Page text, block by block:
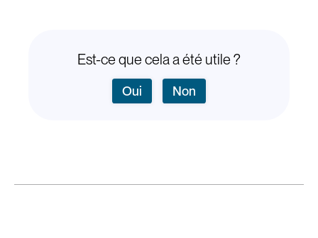
Est-ce que cela a été utile ?
Oui Non